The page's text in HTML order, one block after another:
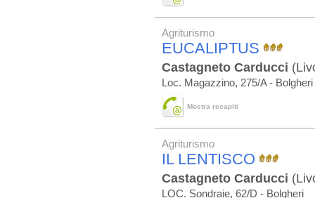
Agriturismo
EUCALIPTUS
Castagneto Carducci
Loc. Magazzino, 275/A - Bolgheri
Mostra recapiti
Agriturismo
IL LENTISCO
Castagneto Carducci
LOC. Sondraie, 62/D - Bolgheri